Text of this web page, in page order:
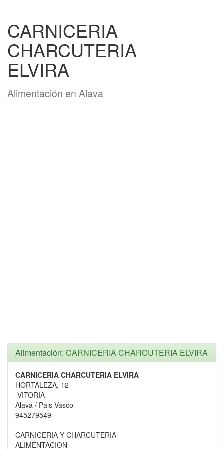
CARNICERIA
CHARCUTERIA
ELVIRA
Alimentación en Alava
Alimentación: CARNICERIA CHARCUTERIA ELVIRA
CARNICERIA CHARCUTERIA ELVIRA
HORTALEZA, 12
-VITORIA
Alava / Pais-Vasco
945279549
CARNICERIA Y CHARCUTERIA
ALIMENTACION